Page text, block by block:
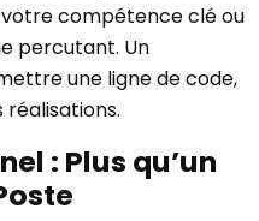
compétence clé ou
percutant. Un
une ligne de code,
: Plus qu’un